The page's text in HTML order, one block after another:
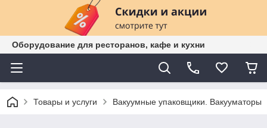
Оборудование для ресторанов, кафе и кухни
Товары и услуги Вакуумные упаковщики. Вакууматоры